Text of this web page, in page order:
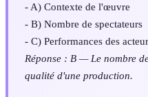
- A) Contexte de l'œuvre
- B) Nombre de spectateurs
- C) Performances des
Réponse : B — Le nombre
qualité d'une production.